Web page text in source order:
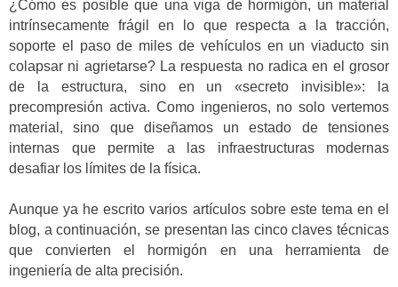
¿Cómo es posible que una viga de hormigón, un material
intrínsecamente frágil en lo que respecta a la tracción,
soporte el paso de miles de vehículos en un viaducto sin
colapsar ni agrietarse? La respuesta no radica en el grosor
de la estructura, sino en un «secreto invisible»: la
precompresión activa. Como ingenieros, no solo vertemos
material, sino que diseñamos un estado de tensiones
internas que permite a las infraestructuras modernas
desafiar los límites de la física.
Aunque ya he escrito varios artículos sobre este tema en el
blog, a continuación, se presentan las cinco claves técnicas
que convierten el hormigón en una herramienta de
ingeniería de alta precisión.